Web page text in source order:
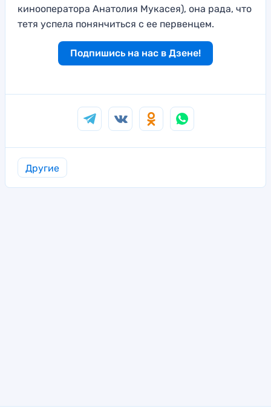
кинооператора Анатолия Мукасея), она рада, что
тетя успела понянчиться с ее первенцем.
Подпишись на нас в Дзене!
Другие